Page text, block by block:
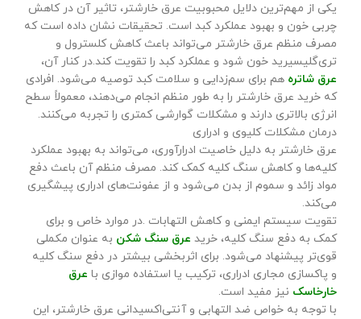
یکی از مهم‌ترین دلایل محبوبیت عرق خارشتر، تاثیر آن در کاهش
چربی خون و بهبود عملکرد کبد است. تحقیقات نشان داده است که
مصرف منظم عرق خارشتر می‌تواند باعث کاهش کلسترول و
تری‌گلیسیرید خون شود و عملکرد کبد را تقویت کند.در کنار آن،
عرق شاتره هم برای سم‌زدایی و سلامت کبد توصیه می‌شود. افرادی
که خرید عرق خارشتر را به طور منظم انجام می‌دهند، معمولاً سطح
انرژی بالاتری دارند و مشکلات گوارشی کمتری را تجربه می‌کنند.
درمان مشکلات کلیوی و ادراری
عرق خارشتر به دلیل خاصیت ادرارآوری، می‌تواند به بهبود عملکرد
کلیه‌ها و کاهش سنگ کلیه کمک کند. مصرف منظم آن باعث دفع
مواد زائد و سموم از بدن می‌شود و از عفونت‌های ادراری پیشگیری
می‌کند.
تقویت سیستم ایمنی و کاهش التهابات .در موارد خاص و برای
کمک به دفع سنگ کلیه، خرید عرق سنگ شکن به عنوان مکملی
قوی‌تر پیشنهاد می‌شود. برای اثربخشی بیشتر در دفع سنگ کلیه
و پاکسازی مجاری ادراری، ترکیب یا استفاده موازی با عرق
خارخاسک نیز مفید است.
با توجه به خواص ضد التهابی و آنتی‌اکسیدانی عرق خارشتر، این